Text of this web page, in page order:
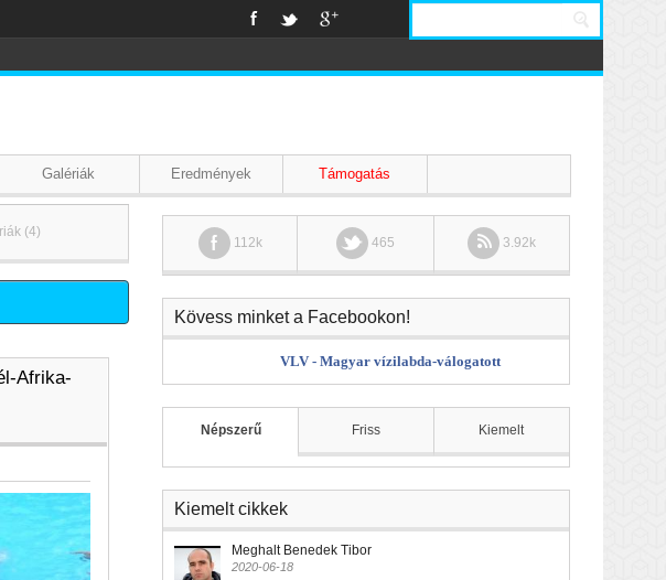
Galériák Eredmények Támogatás
(4)
Afrika-
112k 465 3.92k
Kövess minket a Facebookon!
VLV - Magyar vízilabda-válogatott
Népszerű Friss Kiemelt
Kiemelt cikkek
Meghalt Benedek Tibor
2020-06-18